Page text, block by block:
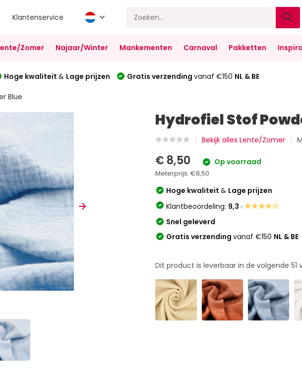
Klantenservice
Zomer Najaar/Winter Mankementen Carnaval Pakketten
Hoge kwaliteit & Lage prijzen Gratis verzending vanaf €150 NL & BE
Blue
Hydrofiel Stof
Bekijk alles Lente/Zomer
€ 8,50 Op voorraad
Meterprijs:€8,50
Hoge kwaliteit& Lage prijzen
Klantbeoordeling: 9,3 ·★★★★☆
Snel geleverd
Gratis verzendingvanaf €150 NL & BE
Dit product is leverbaar in de volgende51